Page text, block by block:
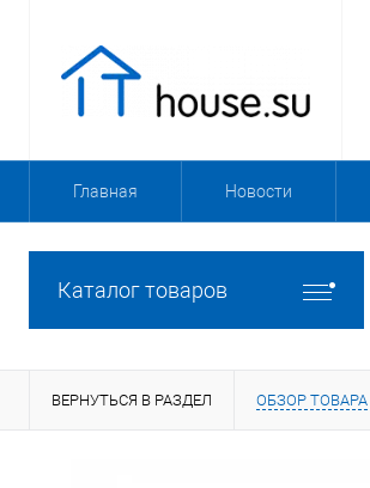
Главная Новости
Каталог товаров
ВЕРНУТЬСЯ В РАЗДЕЛ ОБЗОР ТОВАРА